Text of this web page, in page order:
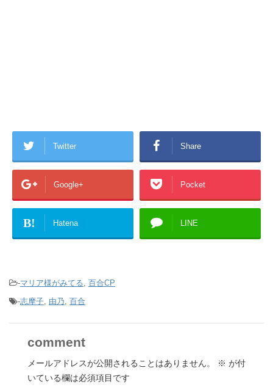
Twitter Share
Google+ Pocket
B! Hatena LINE
-マリア様がみてる, 百合CP
-志摩子, 由乃, 百合
comment
メールアドレスが公開されることはありません。 ※ が付
いている欄は必須項目です